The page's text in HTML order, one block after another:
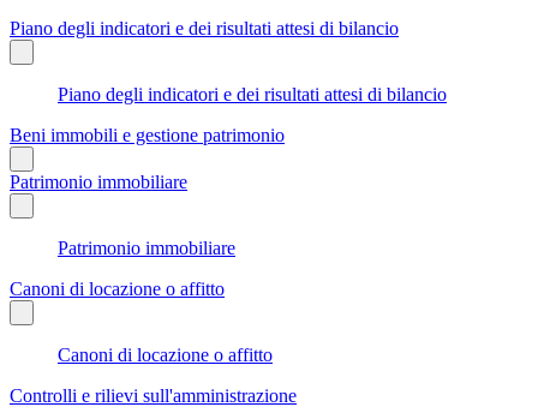
Piano degli indicatori e dei risultati attesi di bilancio
Piano degli indicatori e dei risultati attesi di bilancio
Beni immobili e gestione patrimonio
Patrimonio immobiliare
Patrimonio immobiliare
Canoni di locazione o affitto
Canoni di locazione o affitto
Controlli e rilievi sull'amministrazione